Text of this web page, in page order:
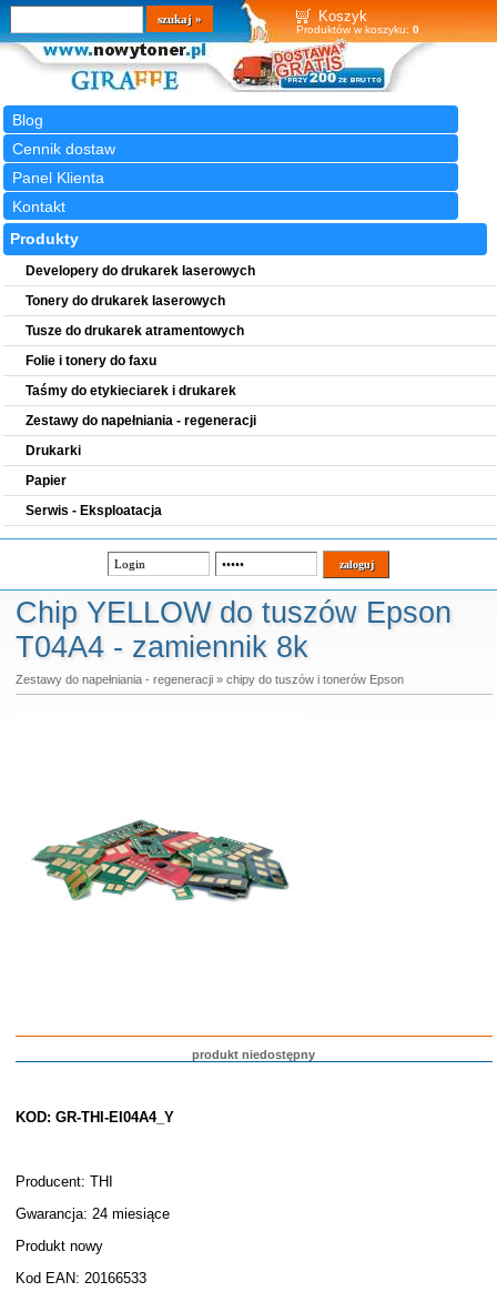
Koszyk
Produktów w koszyku: 0
Blog
Cennik dostaw
Panel Klienta
Kontakt
Wyszukiwarka
szukaj
Produkty
Developery do drukarek laserowych
Tonery do drukarek laserowych
Tusze do drukarek atramentowych
Folie i tonery do faxu
Taśmy do etykieciarek i drukarek
Zestawy do napełniania - regeneracji
Drukarki
Papier
Serwis - Eksploatacja
Chip YELLOW do tuszów Epson
T04A4 - zamiennik 8k
Zestawy do napełniania - regeneracji» chipy do tuszów i tonerów Epson
produkt niedostępny
KOD: GR-THI-EI04A4_Y
Producent: THI
Gwarancja: 24 miesiące
Produkt nowy
Kod EAN: 20166533